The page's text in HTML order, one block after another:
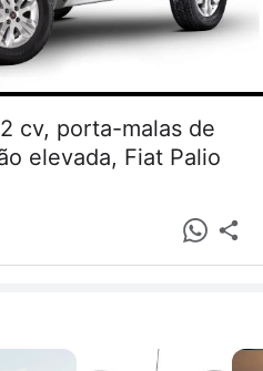
cv, porta-malas de
elevada, Fiat Palio